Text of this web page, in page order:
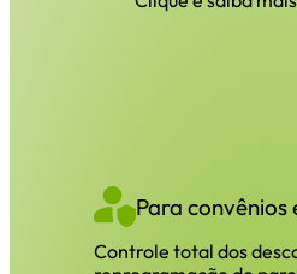
Para
Controle total dos